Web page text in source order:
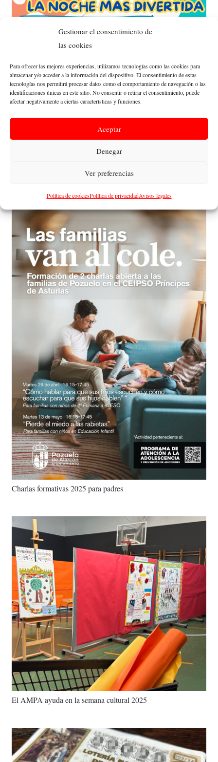
Gestionar el consentimiento de
las cookies
Para ofrecer las mejores experiencias, utilizamos tecnologías como las cookies para
almacenar y/o acceder a la información del dispositivo. El consentimiento de estas
tecnologías nos permitirá procesar datos como el comportamiento de navegación o las
identificaciones únicas en este sitio. No consentir o retirar el consentimiento, puede
afectar negativamente a ciertas características y funciones.
Aceptar
Denegar
Ver preferencias
Política de cookiesPolítica de privacidadAvisos legales
¡¡Vuelven las noches más divertidas!!
Charlas formativas 2025 para padres
El AMPA ayuda en la semana cultural 2025